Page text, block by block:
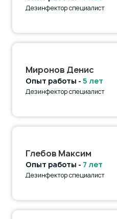
Дезинфектор специалист
Миронов Денис
Опыт работы - 5 лет
Дезинфектор специалист
Глебов Максим
Опыт работы - 7 лет
Дезинфектор специалист